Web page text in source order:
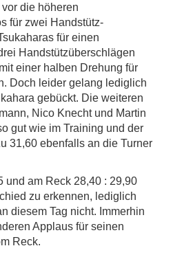
die höheren
für zwei Handstütz-
für einen
Handstützüberschlägen
einer halben Drehung für
Doch leider gelang lediglich
gebückt. Die weiteren
Nico Knecht und Martin
gut wie im Training und der
31,60 ebenfalls an die Turner
und am Reck 28,40 : 29,90
zu erkennen, lediglich
diesem Tag nicht. Immerhin
Applaus für seinen
Reck.